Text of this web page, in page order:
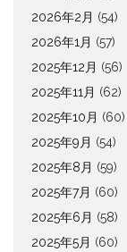
2026年2月 (54)
2026年1月 (57)
2025年12月 (56)
2025年11月 (62)
2025年10月 (60)
2025年9月 (54)
2025年8月 (59)
2025年7月 (60)
2025年6月 (58)
2025年5月 (60)